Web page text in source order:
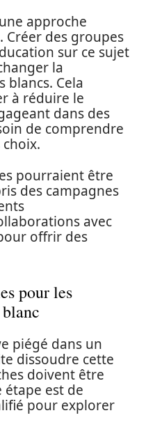
approche
Créer des groupes
sur ce sujet
la
blancs. Cela
à réduire le
dans des
de comprendre
pourraient être
des campagnes
avec
offrir des
pour les
piégé dans un
dissoudre cette
doivent être
étape est de
pour explorer